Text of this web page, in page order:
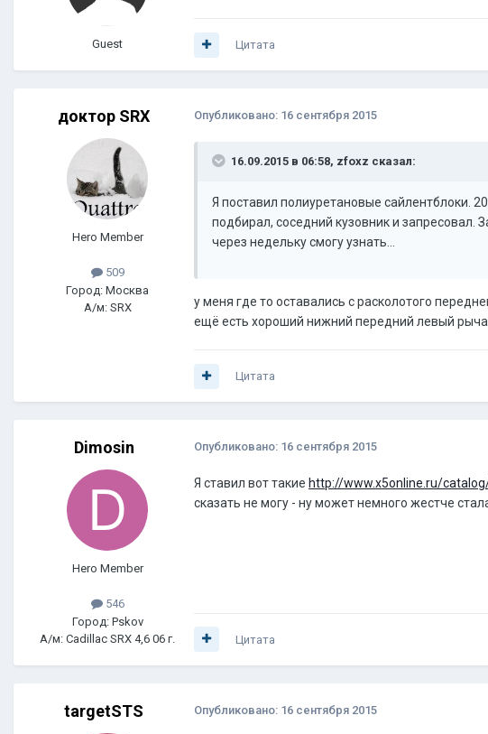
Guest Цитата
доктор SRX
Hero Member
509
Город: Москва
А/м: SRX
Опубликовано: 16 сентября 2015
16.09.2015 в 06:58, zfoxz сказал:
Я поставил полиуретановые сайлентблоки.
подбирал, соседний кузовник и запресовал.
через недельку смогу узнать...
у меня где то оставались с расколотого
ещё есть хороший нижний передний левый
Цитата
Dimosin
Hero Member
546
Город: Pskov
А/м: Cadillac SRX 4,6 06 г.
Опубликовано: 16 сентября 2015
Я ставил вот такие http://www.x5online.ru/
сказать не могу - ну может немного жестче
Цитата
targetSTS Опубликовано: 16 сентября 2015